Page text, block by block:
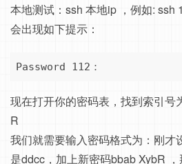
本地测试：ssh 本地ip ，例如: ssh
会出现如下提示：
Password 112：
现在打开你的密码表，找到索引号
R
我们就需要输入密码格式为：刚才
是ddcc，加上新密码bbab XybR